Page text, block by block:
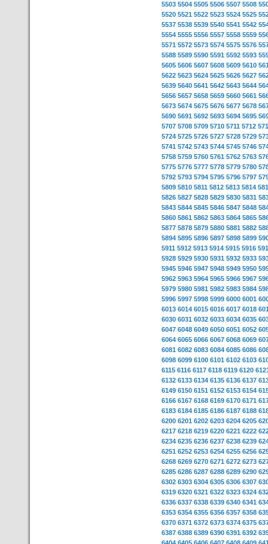
5503 5504 5505 5506 5507 5508
5520 5521 5522 5523 5524 5525
5537 5538 5539 5540 5541 5542
5554 5555 5556 5557 5558 5559
5571 5572 5573 5574 5575 5576
5588 5589 5590 5591 5592 5593
5605 5606 5607 5608 5609 5610
5622 5623 5624 5625 5626 5627
5639 5640 5641 5642 5643 5644
5656 5657 5658 5659 5660 5661
5673 5674 5675 5676 5677 5678
5690 5691 5692 5693 5694 5695
5707 5708 5709 5710 5711 5712
5724 5725 5726 5727 5728 5729
5741 5742 5743 5744 5745 5746
5758 5759 5760 5761 5762 5763
5775 5776 5777 5778 5779 5780
5792 5793 5794 5795 5796 5797
5809 5810 5811 5812 5813 5814
5826 5827 5828 5829 5830 5831
5843 5844 5845 5846 5847 5848
5860 5861 5862 5863 5864 5865
5877 5878 5879 5880 5881 5882
5894 5895 5896 5897 5898 5899
5911 5912 5913 5914 5915 5916
5928 5929 5930 5931 5932 5933
5945 5946 5947 5948 5949 5950
5962 5963 5964 5965 5966 5967
5979 5980 5981 5982 5983 5984
5996 5997 5998 5999 6000 6001
6013 6014 6015 6016 6017 6018
6030 6031 6032 6033 6034 6035
6047 6048 6049 6050 6051 6052
6064 6065 6066 6067 6068 6069
6081 6082 6083 6084 6085 6086
6098 6099 6100 6101 6102 6103
6115 6116 6117 6118 6119 6120
6132 6133 6134 6135 6136 6137
6149 6150 6151 6152 6153 6154
6166 6167 6168 6169 6170 6171
6183 6184 6185 6186 6187 6188
6200 6201 6202 6203 6204 6205
6217 6218 6219 6220 6221 6222
6234 6235 6236 6237 6238 6239
6251 6252 6253 6254 6255 6256
6268 6269 6270 6271 6272 6273
6285 6286 6287 6288 6289 6290
6302 6303 6304 6305 6306 6307
6319 6320 6321 6322 6323 6324
6336 6337 6338 6339 6340 6341
6353 6354 6355 6356 6357 6358
6370 6371 6372 6373 6374 6375
6387 6388 6389 6390 6391 6392